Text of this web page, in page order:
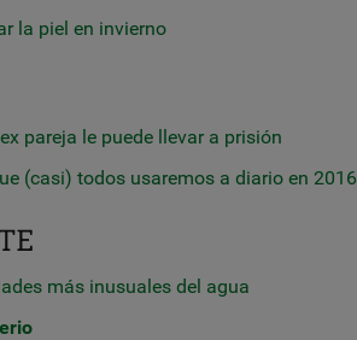
la piel en invierno
pareja le puede llevar a prisión
(casi) todos usaremos a diario en 2016
más inusuales del agua